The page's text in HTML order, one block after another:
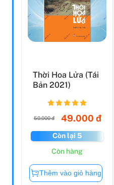
Thời Hoa Lửa (Tái
Bản 2021)
50.000 đ 49.000 đ
Còn lại 5
Còn hàng
Thêm vào giỏ hàng